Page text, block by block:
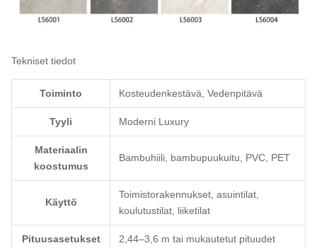
Tekniset tiedot
Toiminto Kosteudenkestävä, Vedenpitävä
Tyyli Moderni Luxury
Materiaalin
koostumus
Bambuhiili, bambupuukuitu, PVC, PET
Käyttö
Toimistorakennukset, asuintilat,
koulutustilat, liiketilat
Pituusasetukset 2,44–3,6 m tai mukautetut pituudet